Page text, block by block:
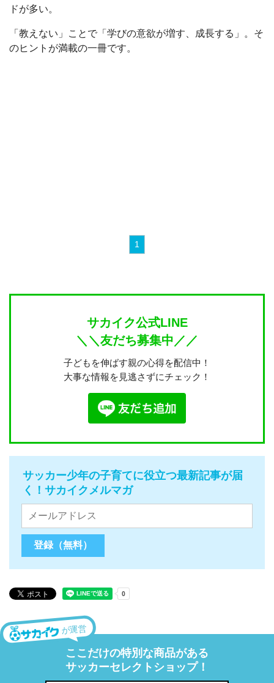
ドが多い。
「教えない」ことで「学びの意欲が増す、成長する」。そ
のヒントが満載の一冊です。
1
サカイク公式LINE
＼＼友だち募集中／／
子どもを伸ばす親の心得を配信中！
大事な情報を見逃さずにチェック！
サッカー少年の子育てに役立つ最新記事が届
く！サカイクメルマガ
が運営
ここだけの特別な商品がある
サッカーセレクトショップ！